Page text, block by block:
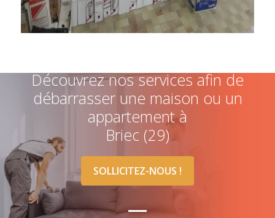
Découvrez nos services afin de
débarrasser une maison ou un
appartement à
Briec (29)
SOLLICITEZ-NOUS !